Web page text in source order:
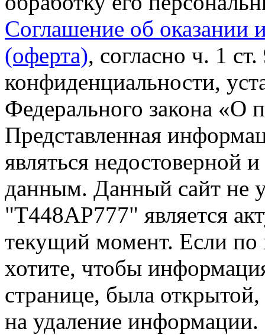
Соглашение об оказании
(оферта), согласно ч. 1
конфиденциальности,
Федерального закона «О
Представленная
являться недостоверной
данным. Данный сайт не
"Т448АР777" является
текущий момент. Если
хотите, чтобы
странице, была открытой,
на удаление информации.